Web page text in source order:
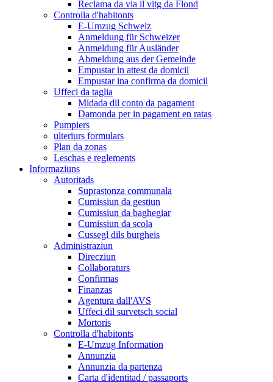
Reclama da via il vitg da Flond
Controlla d'habitonts
E-Umzug Schweiz
Anmeldung für Schweizer
Anmeldung für Ausländer
Abmeldung aus der Gemeinde
Empustar in attest da domicil
Empustar ina confirma da domicil
Uffeci da taglia
Midada dil conto da pagament
Damonda per in pagament en ratas
Pumpiers
ulteriurs formulars
Plan da zonas
Leschas e reglements
Informaziuns
Autoritads
Suprastonza communala
Cumissiun da gestiun
Cumissiun da baghegiar
Cumissiun da scola
Cussegl dils burgheis
Administraziun
Direcziun
Collaboraturs
Confirmas
Finanzas
Agentura dall'AVS
Uffeci dil survetsch social
Mortoris
Controlla d'habitonts
E-Umzug Information
Annunzia
Annunzia da partenza
Carta d'identitad / passaports